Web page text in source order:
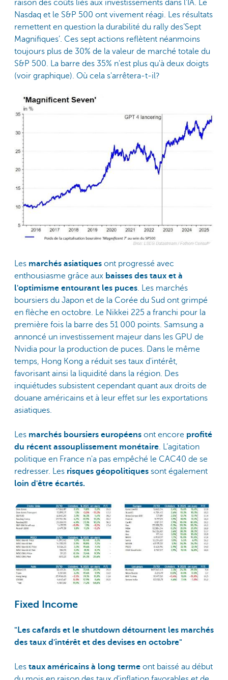
raison des coûts liés aux investissements dans l'IA. Le
Nasdaq et le S&P 500 ont vivement réagi. Les résultats
remettent en question la durabilité du rally des‘Sept
Magnifiques’. Ces sept actions reflètent néanmoins
toujours plus de 30% de la valeur de marché totale du
S&P 500. La barre des 35% n'est plus qu'à deux doigts
(voir graphique). Où cela s'arrêtera-t-il?
Les marchés asiatiques ont progressé avec
enthousiasme grâce aux baisses des taux et à
l'optimisme entourant les puces. Les marchés
boursiers du Japon et de la Corée du Sud ont grimpé
en flèche en octobre. Le Nikkei 225 a franchi pour la
première fois la barre des 51 000 points. Samsung a
annoncé un investissement majeur dans les GPU de
Nvidia pour la production de puces. Dans le même
temps, Hong Kong a réduit ses taux d'intérêt,
favorisant ainsi la liquidité dans la région. Des
inquiétudes subsistent cependant quant aux droits de
douane américains et à leur effet sur les exportations
asiatiques.
Les marchés boursiers européens ont encore profité
du récent assouplissement monétaire. L’agitation
politique en France n'a pas empêché le CAC40 de se
redresser. Les risques géopolitiques sont également
loin d'être écartés.
Fixed Income
"Les cafards et le shutdown détournent les marchés
des taux d'intérêt et des devises en octobre"
Les taux américains à long terme ont baissé au début